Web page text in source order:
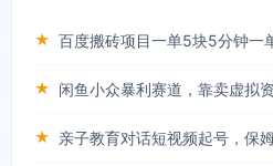
★ 百度搬砖项目一单5块5分钟一
★
★